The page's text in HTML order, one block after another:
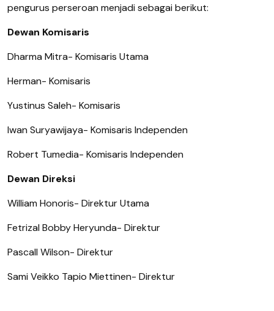
pengurus perseroan menjadi sebagai berikut:
Dewan Komisaris
Dharma Mitra- Komisaris Utama
Herman- Komisaris
Yustinus Saleh- Komisaris
Iwan Suryawijaya- Komisaris Independen
Robert Tumedia- Komisaris Independen
Dewan Direksi
William Honoris- Direktur Utama
Fetrizal Bobby Heryunda- Direktur
Pascall Wilson- Direktur
Sami Veikko Tapio Miettinen- Direktur